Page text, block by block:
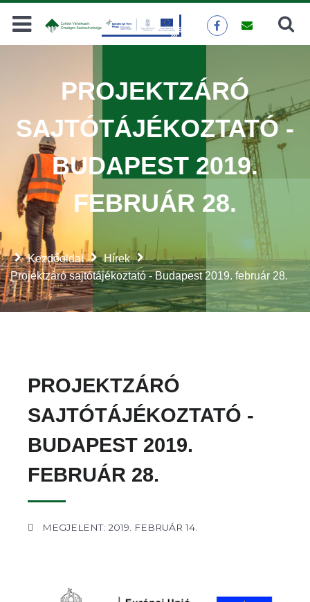
Keresés
Kezdőoldal
Hírek
Projektzáró sajtótájékoztató - Budapest 2019. február 28.
PROJEKTZÁRÓ
SAJTÓTÁJÉKOZTATÓ -
BUDAPEST 2019.
FEBRUÁR 28.
PROJEKTZÁRÓ
SAJTÓTÁJÉKOZTATÓ -
BUDAPEST 2019.
FEBRUÁR 28.
MEGJELENT: 2019. FEBRUÁR 14.